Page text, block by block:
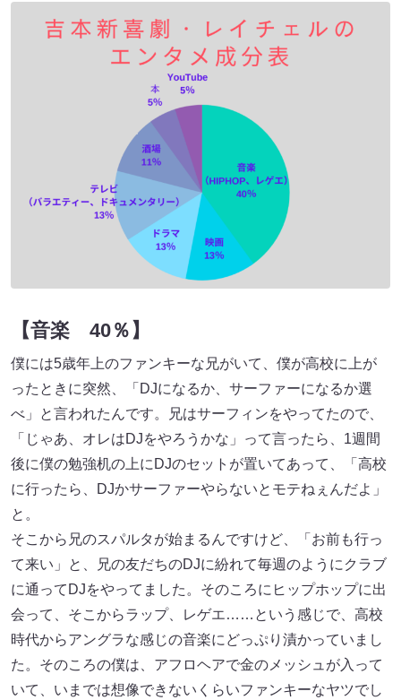
【音楽 40％】
僕には5歳年上のファンキーな兄がいて、僕が高校に上が
ったときに突然、「DJになるか、サーファーになるか選
べ」と言われたんです。兄はサーフィンをやってたので、
「じゃあ、オレはDJをやろうかな」って言ったら、1週間
後に僕の勉強机の上にDJのセットが置いてあって、「高校
に行ったら、DJかサーファーやらないとモテねぇんだよ」
と。
そこから兄のスパルタが始まるんですけど、「お前も行っ
て来い」と、兄の友だちのDJに紛れて毎週のようにクラブ
に通ってDJをやってました。そのころにヒップホップに出
会って、そこからラップ、レゲエ……という感じで、高校
時代からアングラな感じの音楽にどっぷり漬かっていまし
た。そのころの僕は、アフロヘアで金のメッシュが入って
いて、いまでは想像できないくらいファンキーなヤツでし